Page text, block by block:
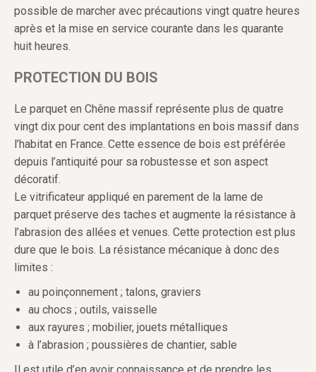
possible de marcher avec précautions vingt quatre heures
après et la mise en service courante dans les quarante
huit heures.
PROTECTION DU BOIS
Le parquet en Chêne massif représente plus de quatre
vingt dix pour cent des implantations en bois massif dans
l’habitat en France. Cette essence de bois est préférée
depuis l’antiquité pour sa robustesse et son aspect
décoratif.
Le vitrificateur appliqué en parement de la lame de
parquet préserve des taches et augmente la résistance à
l’abrasion des allées et venues. Cette protection est plus
dure que le bois. La résistance mécanique à donc des
limites :
au poinçonnement ; talons, graviers
au chocs ; outils, vaisselle
aux rayures ; mobilier, jouets métalliques
à l’abrasion ; poussières de chantier, sable